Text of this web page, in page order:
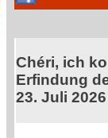
Chéri, ich
Erfindung
23. Juli 2026